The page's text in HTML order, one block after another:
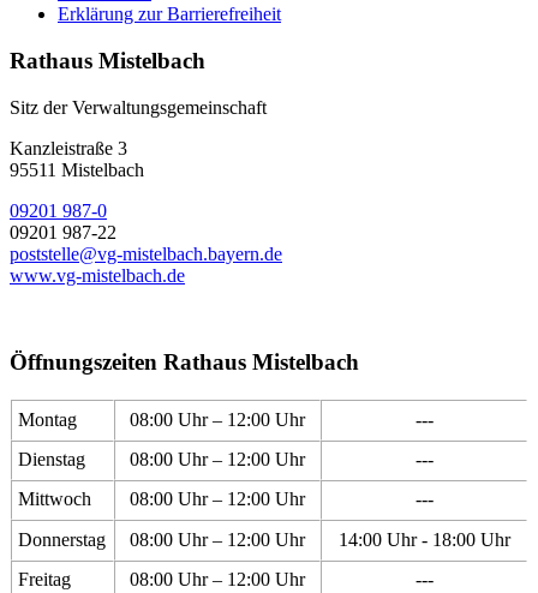
Erklärung zur Barrierefreiheit
Rathaus Mistelbach
Sitz der Verwaltungsgemeinschaft
Kanzleistraße 3
95511 Mistelbach
09201 987-0
09201 987-22
poststelle@vg-mistelbach.bayern.de
www.vg-mistelbach.de
Öffnungszeiten Rathaus Mistelbach
Montag 08:00 Uhr – 12:00 Uhr
---
Dienstag
08:00 Uhr – 12:00 Uhr
---
Mittwoch
08:00 Uhr – 12:00 Uhr
---
Donnerstag
08:00 Uhr – 12:00 Uhr
14:00 Uhr - 18:00 Uhr
Freitag
08:00 Uhr – 12:00 Uhr
---